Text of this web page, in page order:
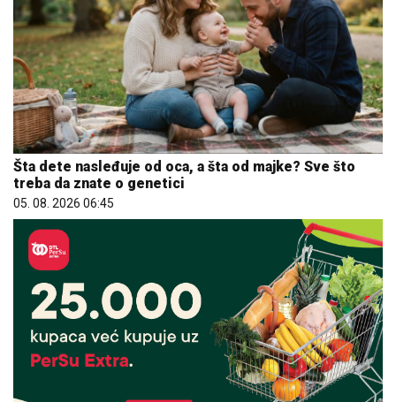
Šta dete nasleđuje od oca, a šta od majke? Sve što
treba da znate o genetici
05. 08. 2026 06:45